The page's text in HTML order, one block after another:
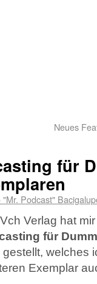
Neues
für
"Mr. Podcast"
Verlag hat
für
welches
Exemplar